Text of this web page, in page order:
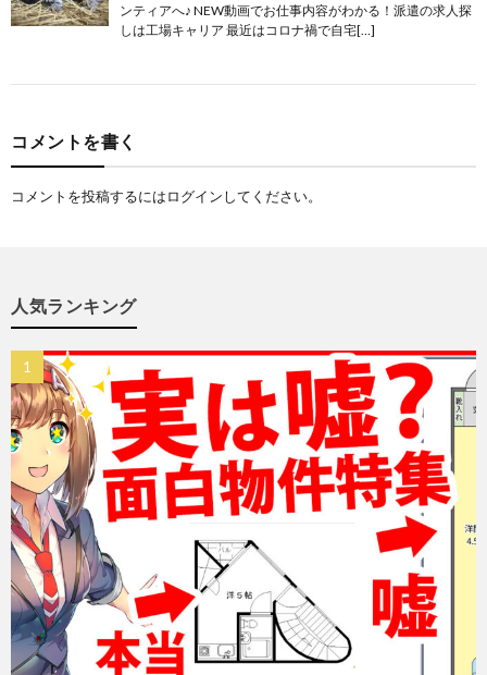
ンティアへ♪ NEW動画でお仕事内容がわかる！派遣の求人探
しは工場キャリア 最近はコロナ禍で自宅[…]
コメントを書く
コメントを投稿するにはログインしてください。
人気ランキング